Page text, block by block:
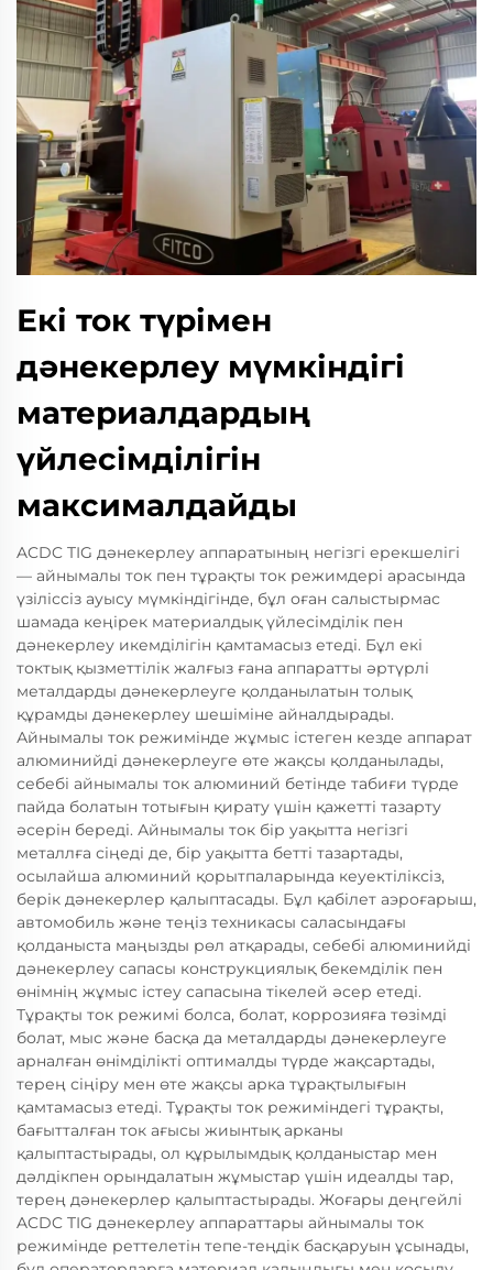
Екі ток түрімен
дәнекерлеу мүмкіндігі
материалдардың
үйлесімділігін
максималдайды
ACDC TIG дәнекерлеу аппаратының негізгі ерекшелігі
— айнымалы ток пен тұрақты ток режимдері арасында
үзіліссіз ауысу мүмкіндігінде, бұл оған салыстырмас
шамада кеңірек материалдық үйлесімділік пен
дәнекерлеу икемділігін қамтамасыз етеді. Бұл екі
токтық қызметтілік жалғыз ғана аппаратты әртүрлі
металдарды дәнекерлеуге қолданылатын толық
құрамды дәнекерлеу шешіміне айналдырады.
Айнымалы ток режимінде жұмыс істеген кезде аппарат
алюминийді дәнекерлеуге өте жақсы қолданылады,
себебі айнымалы ток алюминий бетінде табиғи түрде
пайда болатын тотығын қирату үшін қажетті тазарту
әсерін береді. Айнымалы ток бір уақытта негізгі
металлға сіңеді де, бір уақытта бетті тазартады,
осылайша алюминий қорытпаларында кеуектіліксіз,
берік дәнекерлер қалыптасады. Бұл қабілет аэроғарыш,
автомобиль және теңіз техникасы саласындағы
қолданыста маңызды рөл атқарады, себебі алюминийді
дәнекерлеу сапасы конструкциялық бекемділік пен
өнімнің жұмыс істеу сапасына тікелей әсер етеді.
Тұрақты ток режимі болса, болат, коррозияға төзімді
болат, мыс және басқа да металдарды дәнекерлеуге
арналған өнімділікті оптималды түрде жақсартады,
терең сіңіру мен өте жақсы арка тұрақтылығын
қамтамасыз етеді. Тұрақты ток режиміндегі тұрақты,
бағытталған ток ағысы жиынтық арканы
қалыптастырады, ол құрылымдық қолданыстар мен
дәлдікпен орындалатын жұмыстар үшін идеалды тар,
терең дәнекерлер қалыптастырады. Жоғары деңгейлі
ACDC TIG дәнекерлеу аппараттары айнымалы ток
режимінде реттелетін тепе-теңдік басқаруын ұсынады,